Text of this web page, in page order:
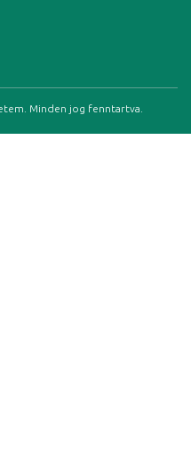
Minden jog fenntartva.